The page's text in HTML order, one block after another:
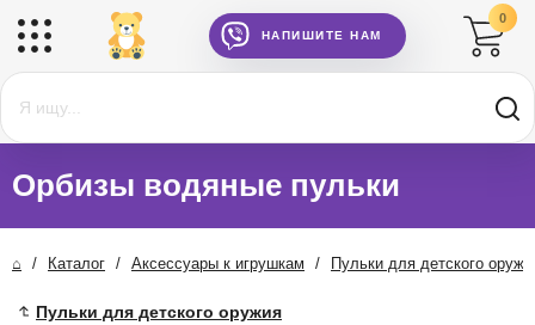
НАПИШИТЕ НАМ
0
Орбизы водяные пульки
⌂ / Каталог / Аксессуары к игрушкам / Пульки для детского
Пульки для детского оружия